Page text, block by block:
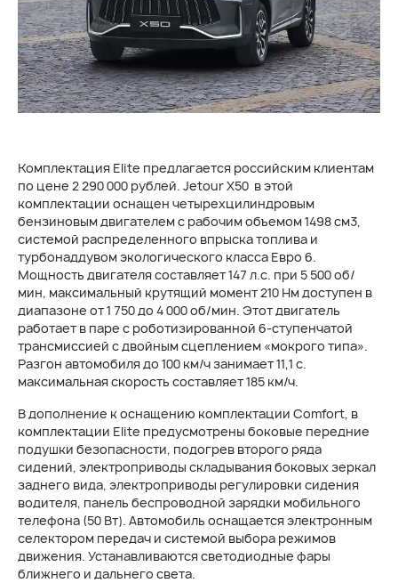
Комплектация Elite предлагается российским клиентам
по цене 2 290 000 рублей. Jetour X50 в этой
комплектации оснащен четырехцилиндровым
бензиновым двигателем с рабочим объемом 1498 см3,
системой распределенного впрыска топлива и
турбонаддувом экологического класса Евро 6.
Мощность двигателя составляет 147 л.с. при 5 500 об/
мин, максимальный крутящий момент 210 Нм доступен в
диапазоне от 1 750 до 4 000 об/мин. Этот двигатель
работает в паре с роботизированной 6-ступенчатой
трансмиссией с двойным сцеплением «мокрого типа».
Разгон автомобиля до 100 км/ч занимает 11,1 с.
максимальная скорость составляет 185 км/ч.
В дополнение к оснащению комплектации Comfort, в
комплектации Elite предусмотрены боковые передние
подушки безопасности, подогрев второго ряда
сидений, электроприводы складывания боковых зеркал
заднего вида, электроприводы регулировки сидения
водителя, панель беспроводной зарядки мобильного
телефона (50 Вт). Автомобиль оснащается электронным
селектором передач и системой выбора режимов
движения. Устанавливаются светодиодные фары
ближнего и дальнего света.